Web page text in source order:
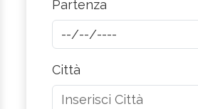
Partenza
Città